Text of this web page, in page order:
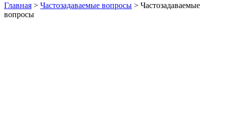
Главная > Частозадаваемые вопросы > Частозадаваемые
вопросы